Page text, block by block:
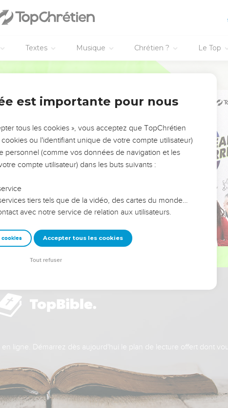
Textes Musique Chrétien ? Le Top
!
?
ou leur vision. Mais on voit
alors même que ce sont
sur les erreurs
afin que leurs erreurs
un groupe ou une famille,
ligne. Démarrez dès aujourd'hui le plan de lecture offert dont
est importante pour nous
tous les cookies », vous acceptez que TopChrétien
ou l'identifiant unique de votre compte utilisateur)
personnel (comme vos données de navigation et les
compte utilisateur) dans les buts suivants :
tiers tels que de la vidéo, des cartes du monde…
avec notre service de relation aux utilisateurs.
cookies Accepter tous les cookies
Tout refuser